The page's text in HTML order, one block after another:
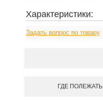
Характеристики:
Задать вопрос по товару
ГДЕ ПОЛЕЖАТЬ